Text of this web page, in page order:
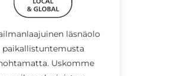
läsnäolo
paikallistuntemusta
Uskomme